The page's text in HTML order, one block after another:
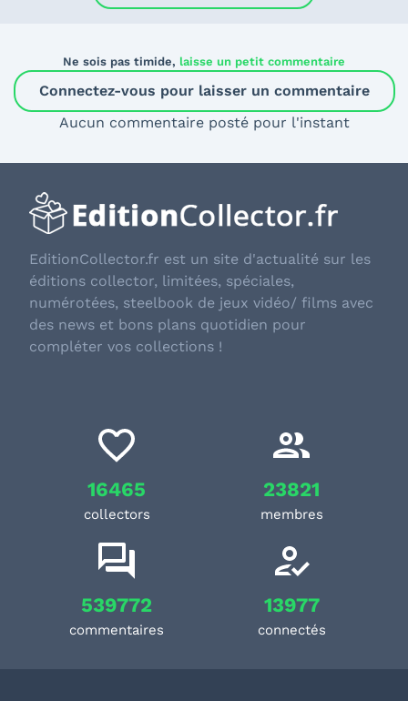
Ne sois pas timide, laisse un petit commentaire
Connectez-vous pour laisser un commentaire
Aucun commentaire posté pour l'instant
EditionCollector.fr est un site d'actualité sur les
éditions collector, limitées, spéciales,
numérotées, steelbook de jeux vidéo/ films avec
des news et bons plans quotidien pour
compléter vos collections !
16465
collectors
23821
membres
539772
commentaires
13977
connectés